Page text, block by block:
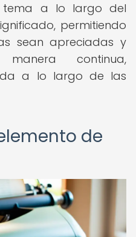
tema a lo largo del
permitiendo
sean apreciadas y
continua,
a lo largo de las
de